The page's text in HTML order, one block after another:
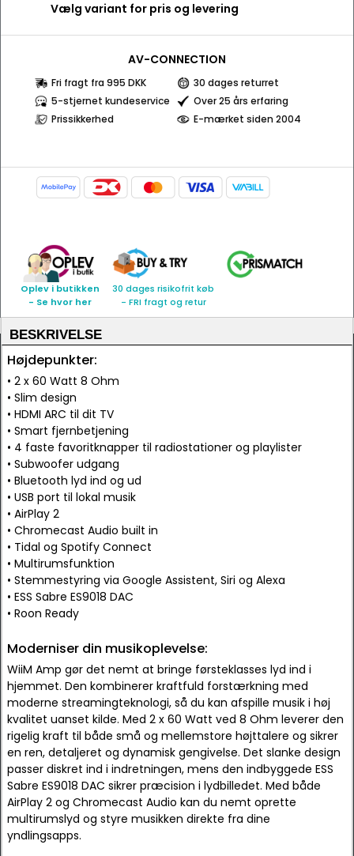
Vælg variant for pris og levering
AV-CONNECTION
Fri fragt fra 995 DKK
30 dages returret
5-stjernet kundeservice
Over 25 års erfaring
Prissikkerhed
E-mærket siden 2004
Oplev i butikken
- Se hvor her
30 dages risikofrit køb
- FRI fragt og retur
BESKRIVELSE
Højdepunkter:
• 2 x 60 Watt 8 Ohm
• Slim design
• HDMI ARC til dit TV
• Smart fjernbetjening
• 4 faste favoritknapper til radiostationer og playlister
• Subwoofer udgang
• Bluetooth lyd ind og ud
• USB port til lokal musik
• AirPlay 2
• Chromecast Audio built in
• Tidal og Spotify Connect
• Multirumsfunktion
• Stemmestyring via Google Assistent, Siri og Alexa
• ESS Sabre ES9018 DAC
• Roon Ready
Moderniser din musikoplevelse:
WiiM Amp gør det nemt at bringe førsteklasses lyd ind i
hjemmet. Den kombinerer kraftfuld forstærkning med
moderne streamingteknologi, så du kan afspille musik i høj
kvalitet uanset kilde. Med 2 x 60 Watt ved 8 Ohm leverer den
rigelig kraft til både små og mellemstore højttalere og sikrer
en ren, detaljeret og dynamisk gengivelse. Det slanke design
passer diskret ind i indretningen, mens den indbyggede ESS
Sabre ES9018 DAC sikrer præcision i lydbilledet. Med både
AirPlay 2 og Chromecast Audio kan du nemt oprette
multirumslyd og styre musikken direkte fra dine
yndlingsapps.